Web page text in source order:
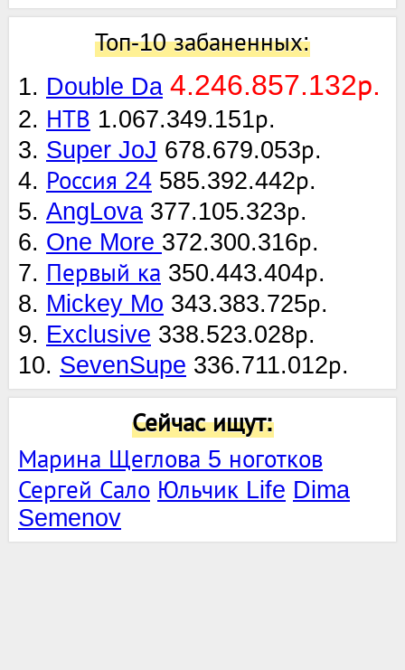
Топ-10 забаненных:
1. Double Da 4.246.857.132р.
2. НТВ 1.067.349.151р.
3. Super JoJ 678.679.053р.
4. Россия 24 585.392.442р.
5. AngLova 377.105.323р.
6. One More 372.300.316р.
7. Первый ка 350.443.404р.
8. Mickey Mo 343.383.725р.
9. Exclusive 338.523.028р.
10. SevenSupe 336.711.012р.
Сейчас ищут:
Марина Щеглова 5 ноготков
Сергей Сало Юльчик Life Dima
Semenov